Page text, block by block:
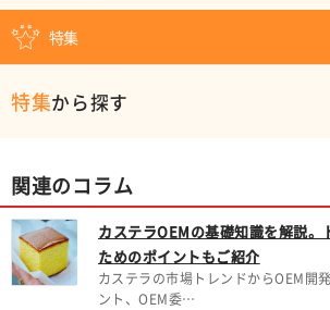
特集
特集から探す
関連のコラム
カステラOEMの基礎知識を解説。
ためのポイントもご紹介
カステラの市場トレンドからOEM開
ント、OEM委…